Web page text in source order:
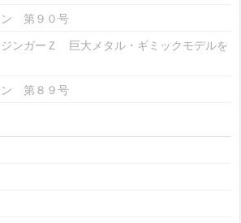
ン 第９０号
ンガーＺ 巨大メタル・ギミックモデルを
ン 第８９号